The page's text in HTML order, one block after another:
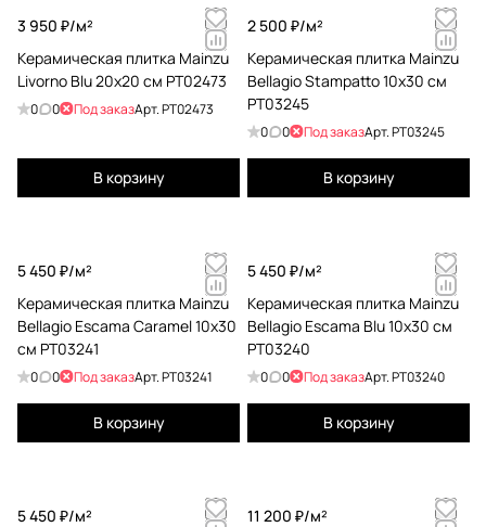
3 950 ₽/м²
Керамическая плитка Mainzu
Livorno Blu 20x20 см PT02473
0 0 Под заказАрт.PT02473
В корзину
2 500 ₽/м²
Керамическая плитка Mainzu
Bellagio Stampatto 10x30 см
PT03245
0 0 Под заказАрт.PT03245
В корзину
5 450 ₽/м²
Керамическая плитка Mainzu
Bellagio Escama Caramel 10x30
см PT03241
0 0 Под заказАрт.PT03241
В корзину
5 450 ₽/м²
Керамическая плитка Mainzu
Bellagio Escama Blu 10x30 см
PT03240
0 0 Под заказАрт.PT03240
В корзину
5 450 ₽/м²
11 200 ₽/м²